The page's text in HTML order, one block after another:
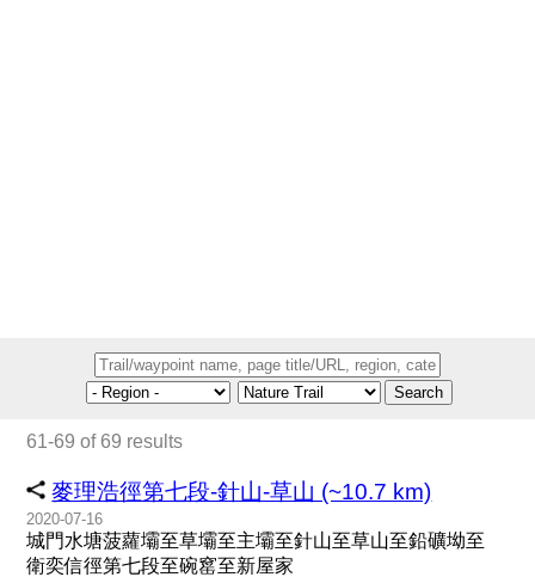
Search
61-69 of 69 results
麥理浩徑第七段-針山-草山 (~10.7 km)
2020-07-16
城門水塘菠蘿壩至草壩至主壩至針山至草山至鉛礦坳至
衛奕信徑第七段至碗窰至新屋家